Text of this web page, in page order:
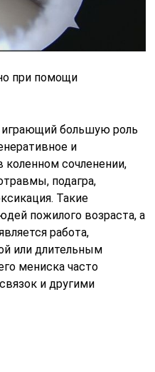
при помощи
большую роль
и
сочленении,
подагра,
Такие
пожилого возраста, а
работа,
или длительным
мениска часто
и другими